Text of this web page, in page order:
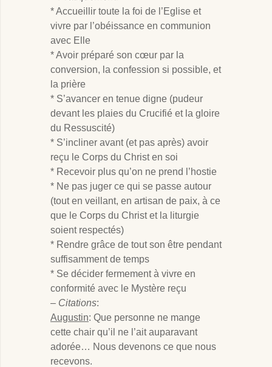
* Accueillir toute la foi de l’Eglise et
vivre par l’obéissance en communion
avec Elle
* Avoir préparé son cœur par la
conversion, la confession si possible, et
la prière
* S’avancer en tenue digne (pudeur
devant les plaies du Crucifié et la gloire
du Ressuscité)
* S’incliner avant (et pas après) avoir
reçu le Corps du Christ en soi
* Recevoir plus qu’on ne prend l’hostie
* Ne pas juger ce qui se passe autour
(tout en veillant, en artisan de paix, à ce
que le Corps du Christ et la liturgie
soient respectés)
* Rendre grâce de tout son être pendant
suffisamment de temps
* Se décider fermement à vivre en
conformité avec le Mystère reçu
– Citations:
Augustin: Que personne ne mange
cette chair qu’il ne l’ait auparavant
adorée… Nous devenons ce que nous
recevons.